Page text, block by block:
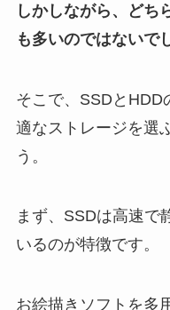
しかしながら、どち
も多いのではないで
そこで、SSDとHDD
適なストレージを選
う。
まず、SSDは高速で
いるのが特徴です。
お絵描きソフトを多